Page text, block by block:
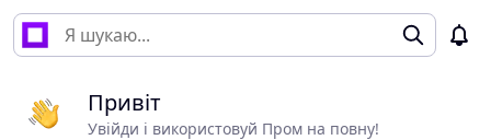
Привіт
Увійди і використовуй Пром на повну!